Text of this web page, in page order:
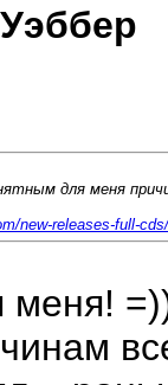
для меня
new-releases-full-